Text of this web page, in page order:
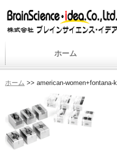
ホーム
ホーム >> american-